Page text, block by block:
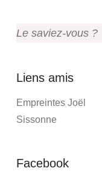
Le saviez-vous ?
Liens amis
Empreintes Joël
Sissonne
Facebook